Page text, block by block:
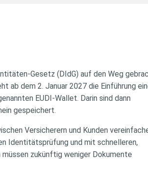
Gesetz (DIdG) auf den Weg
ab dem 2. Januar 2027 die Einführung
EUDI-Wallet. Darin sind dann
gespeichert.
Versicherern und Kunden
Identitätsprüfung und mit schnelleren,
zukünftig weniger Dokumente